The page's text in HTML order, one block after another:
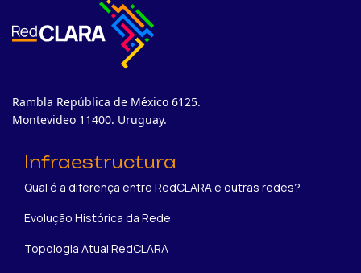
Rambla República de México 6125.
Montevideo 11400. Uruguay.
Infraestructura
Qual é a diferença entre RedCLARA e outras redes?
Evolução Histórica da Rede
Topologia Atual RedCLARA